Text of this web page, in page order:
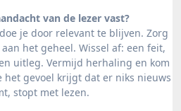
van de lezer vast?
je door relevant te blijven. Zorg
het geheel. Wissel af: een feit,
uitleg. Vermijd herhaling en kom
het gevoel krijgt dat er niks nieuws
stopt met lezen.